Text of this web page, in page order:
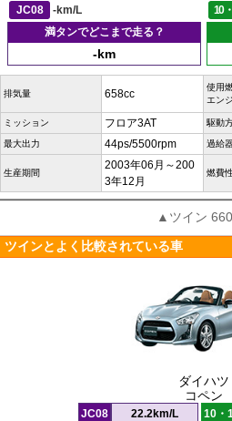
JC08
-km/L 10
満タンでどこまで走る？
-km
排気量 658cc
使用
エン
ミッション フロア3AT 駆動
最大出力 44ps/5500rpm 過給
生産期間
2003年06月～200
3年12月
燃費
▲ツイン
ツインとよく比較されている車
ダイハツ
コペン
JC08 22.2km/L 10・